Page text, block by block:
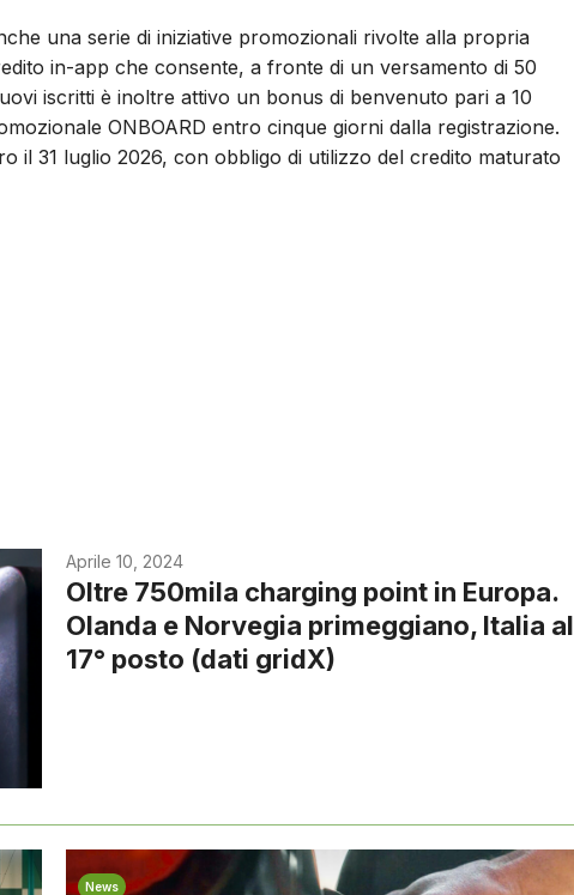
una serie di iniziative promozionali rivolte alla propria
in-app che consente, a fronte di un versamento di 50
iscritti è inoltre attivo un bonus di benvenuto pari a 10
ONBOARD entro cinque giorni dalla registrazione.
il 31 luglio 2026, con obbligo di utilizzo del credito maturato
Aprile 10, 2024
Oltre 750mila charging point in Europa.
Olanda e Norvegia primeggiano, Italia al
17° posto (dati gridX)
News